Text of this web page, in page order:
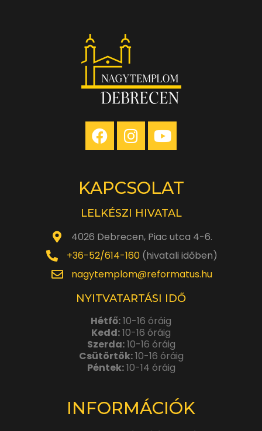
KAPCSOLAT
LELKÉSZI HIVATAL
4026 Debrecen, Piac utca 4-6.
+36-52/614-160(hivatali időben)
nagytemplom@reformatus.hu
NYITVATARTÁSI IDŐ
Hétfő:10-16 óráig
Kedd:10-16 óráig
Szerda:10-16 óráig
Csütörtök:10-16 óráig
Péntek:10-14 óráig
INFORMÁCIÓK